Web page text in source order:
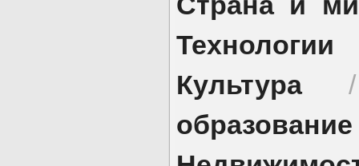
Технологии
Культура
образование